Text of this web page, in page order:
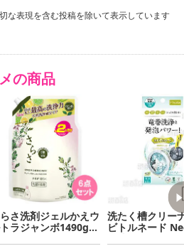
。汚れバリア成分配合で汚れの沈着
素（酸素系）、界面活性剤（アルキ
ウム）、溶剤
い。●乳幼児の手の届く所に置かな
防ぐため、置き場所に注意する。●他
使わない。●水や他のものを入れな
は使わない。破裂することがある。●
せんいが黄ばむことがあるので、漂白
な表現を含む投稿を除いて表示しています
の商品
さ洗剤ジェルかえウ
ラジャンボ1490g×6
ット
洗たく槽クリー
ビトルネード